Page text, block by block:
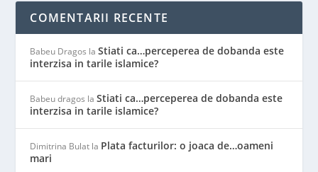
COMENTARII RECENTE
Babeu Dragos laStiati ca…perceperea de dobanda este
interzisa in tarile islamice?
Babeu dragos laStiati ca…perceperea de dobanda este
interzisa in tarile islamice?
Dimitrina Bulat la Plata facturilor: o joaca de…oameni
mari